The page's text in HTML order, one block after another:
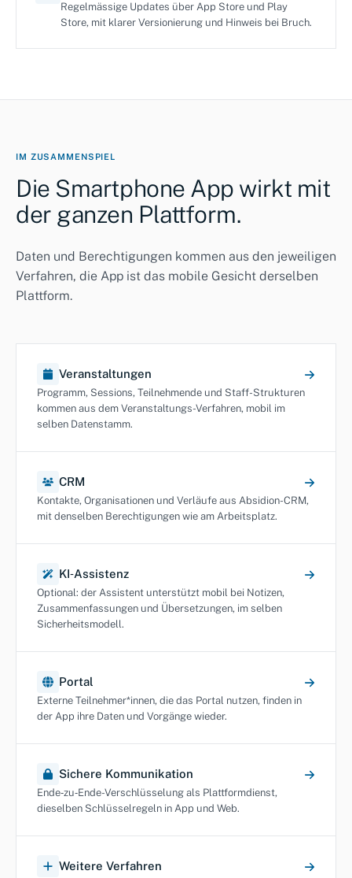
Regelmässige Updates über App Store und Play
Store, mit klarer Versionierung und Hinweis bei Bruch.
IM ZUSAMMENSPIEL
Die Smartphone App wirkt mit
der ganzen Plattform.
Daten und Berechtigungen kommen aus den jeweiligen
Verfahren, die App ist das mobile Gesicht derselben
Plattform.
Veranstaltungen
Programm, Sessions, Teilnehmende und Staff-Strukturen
kommen aus dem Veranstaltungs-Verfahren, mobil im
selben Datenstamm.
CRM
Kontakte, Organisationen und Verläufe aus Absidion-CRM,
mit denselben Berechtigungen wie am Arbeitsplatz.
KI‑Assistenz
Optional: der Assistent unterstützt mobil bei Notizen,
Zusammenfassungen und Übersetzungen, im selben
Sicherheitsmodell.
Portal
Externe Teilnehmer*innen, die das Portal nutzen, finden in
der App ihre Daten und Vorgänge wieder.
Sichere Kommunikation
Ende‑zu‑Ende-Verschlüsselung als Plattformdienst,
dieselben Schlüsselregeln in App und Web.
Weitere Verfahren